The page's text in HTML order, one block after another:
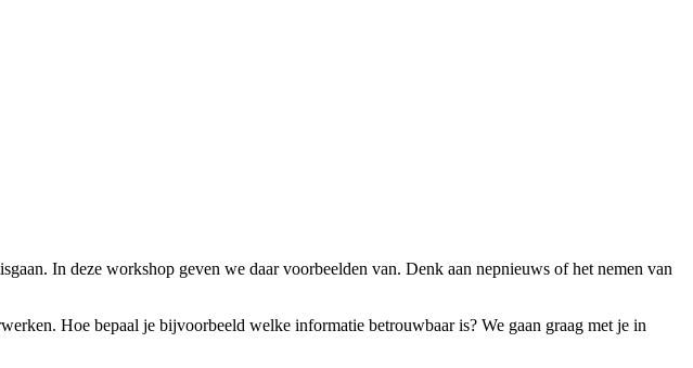
In deze workshop geven we daar voorbeelden van. Denk aan nepnieuws of het nemen van
Hoe bepaal je bijvoorbeeld welke informatie betrouwbaar is? We gaan graag met je in